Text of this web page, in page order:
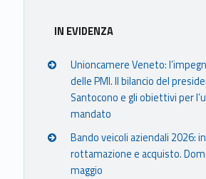
Sidebar
IN EVIDENZA
Unioncamere Veneto:
delle PMI. Il bilancio del
Santocono e gli obiettivi per
mandato
Bando veicoli aziendali 2026:
rottamazione e acquisto.
maggio